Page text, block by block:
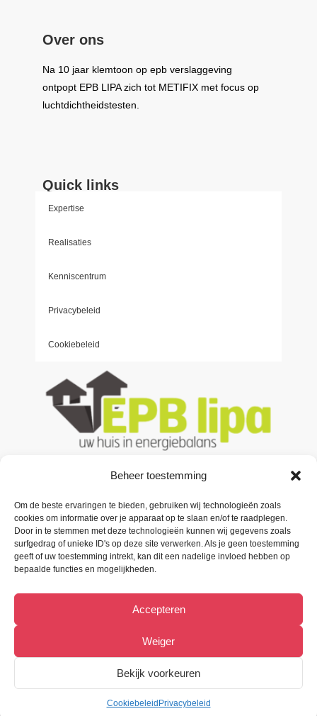
Beheer toestemming
Om de beste ervaringen te bieden, gebruiken wij technologieën zoals
cookies om informatie over je apparaat op te slaan en/of te raadplegen.
Door in te stemmen met deze technologieën kunnen wij gegevens zoals
surfgedrag of unieke ID's op deze site verwerken. Als je geen toestemming
geeft of uw toestemming intrekt, kan dit een nadelige invloed hebben op
bepaalde functies en mogelijkheden.
Accepteren
Weiger
Bekijk voorkeuren
Cookiebeleid Privacybeleid
Over ons
Na 10 jaar klemtoon op epb verslaggeving
ontpopt EPB LIPAzich tot METIFIX met focus op
luchtdichtheidstesten.
Quick links
Expertise
Realisaties
Kenniscentrum
Privacybeleid
Cookiebeleid
Contacteer ons
Oude Baan 3 B1,
9200 Oudegem (Dendermonde).
BTW 0832.896.339
Bekijk Facebookpagina